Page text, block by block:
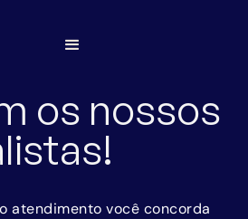
os nossos
atendimento você concorda